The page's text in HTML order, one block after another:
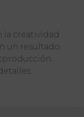
la creatividad
un resultado